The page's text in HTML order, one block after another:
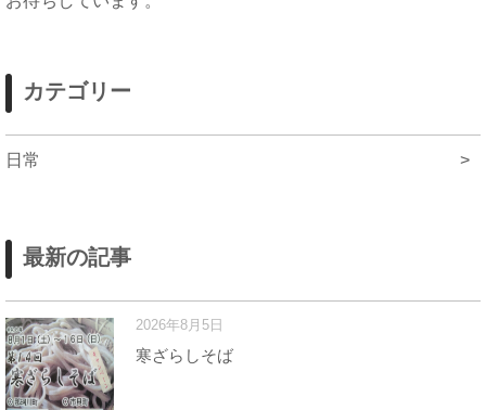
カテゴリー
日常 >
最新の記事
2026年8月5日
寒ざらしそば